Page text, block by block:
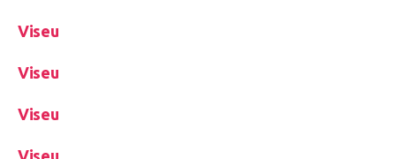
Viseu
Viseu
Viseu